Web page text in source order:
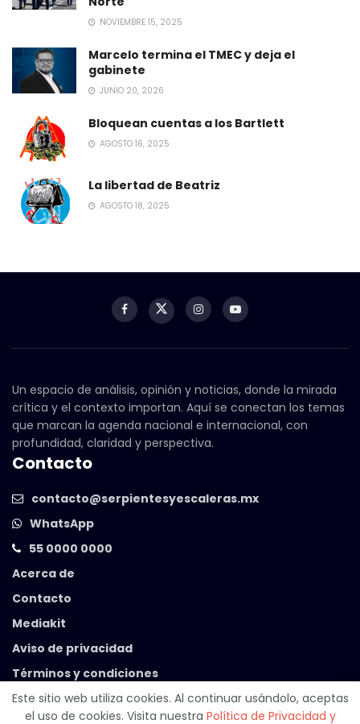
NOVIEMBRE 15, 2025
Marcelo termina el TMEC y deja el
gabinete
JUNIO 20, 2026
Bloquean cuentas a los Bartlett
AGOSTO 16, 2025
La libertad de Beatriz
AGOSTO 18, 2025
Un espacio de análisis, opinión y noticias, donde la mirada
crítica y el contexto importan. Aquí se conectan los temas
que marcan la agenda nacional e internacional, con
profundidad, claridad y perspectiva.
Contacto
contacto@serpientesyescaleras.mx
WhatsApp
55 0000 0000
Acerca de
Contacto
Mediakit
Aviso de privacidad
Términos y condiciones
Este sitio web utiliza cookies. Al continuar usándolo, aceptas
el uso de cookies. Visita nuestra Política de Privacidad y